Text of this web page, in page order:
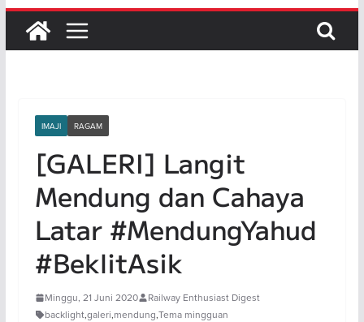
IMAJI RAGAM
[GALERI] Langit
Mendung dan Cahaya
Latar #MendungYahud
#BeklitAsik
Minggu, 21 Juni 2020
Railway Enthusiast Digest
backlight,galeri,mendung,Tema mingguan